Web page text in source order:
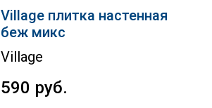
Village плитка настенная
беж микс
Village
590 руб.